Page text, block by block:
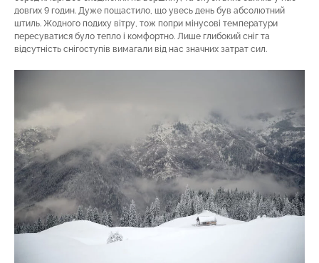
довгих 9 годин. Дуже пощастило, що увесь день був абсолютний
штиль. Жодного подиху вітру, тож попри мінусові температури
пересуватися було тепло і комфортно. Лише глибокий сніг та
відсутність снігоступів вимагали від нас значних затрат сил.